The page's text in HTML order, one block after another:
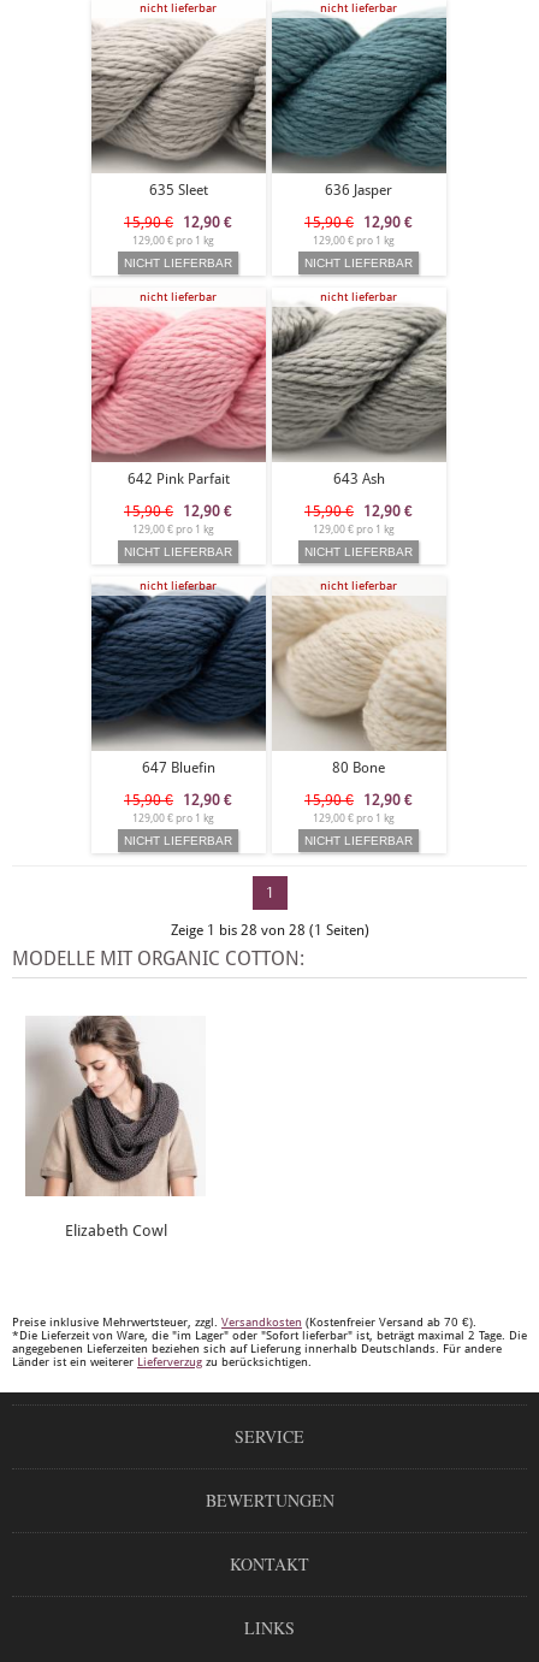
nicht lieferbar
635 Sleet
15,90 €
12,90 €
129,00 € pro 1 kg
nicht lieferbar
636 Jasper
15,90 €
12,90 €
129,00 € pro 1 kg
nicht lieferbar
642 Pink Parfait
15,90 €
12,90 €
129,00 € pro 1 kg
nicht lieferbar
643 Ash
15,90 €
12,90 €
129,00 € pro 1 kg
nicht lieferbar
647 Bluefin
15,90 €
12,90 €
129,00 € pro 1 kg
nicht lieferbar
80 Bone
15,90 €
12,90 €
129,00 € pro 1 kg
1
Zeige 1 bis 28 von 28 (1 Seiten)
MODELLE MIT ORGANIC COTTON:
Elizabeth Cowl
Preise inklusive Mehrwertsteuer, zzgl. Versandkosten (Kostenfreier Versand ab 70 €).
*Die Lieferzeit von Ware, die "im Lager" oder "Sofort lieferbar" ist, beträgt maximal 2 Tage. Die
angegebenen Lieferzeiten beziehen sich auf Lieferung innerhalb Deutschlands. Für andere
Länder ist ein weiterer Lieferverzug zu berücksichtigen.
SERVICE
BEWERTUNGEN
KONTAKT
LINKS